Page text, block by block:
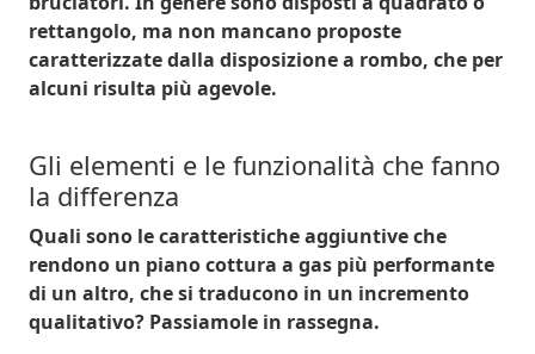
rettangolo, ma non mancano proposte
caratterizzate dalla disposizione a rombo, che per
alcuni risulta più agevole.
Gli elementi e le funzionalità che fanno
la differenza
Quali sono lecaratteristiche aggiuntiveche
rendono un piano cottura a gas più performante
di un altro, che si traducono in un incremento
qualitativo? Passiamole in rassegna.